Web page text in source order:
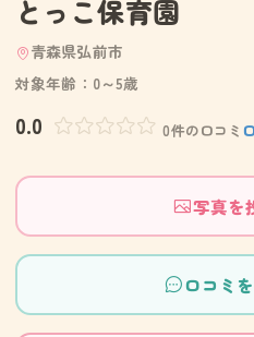
とっこ保育園
青森県弘前市
対象年齢：0～5歳
0.0 0件の口コミ
写真を
口コミ